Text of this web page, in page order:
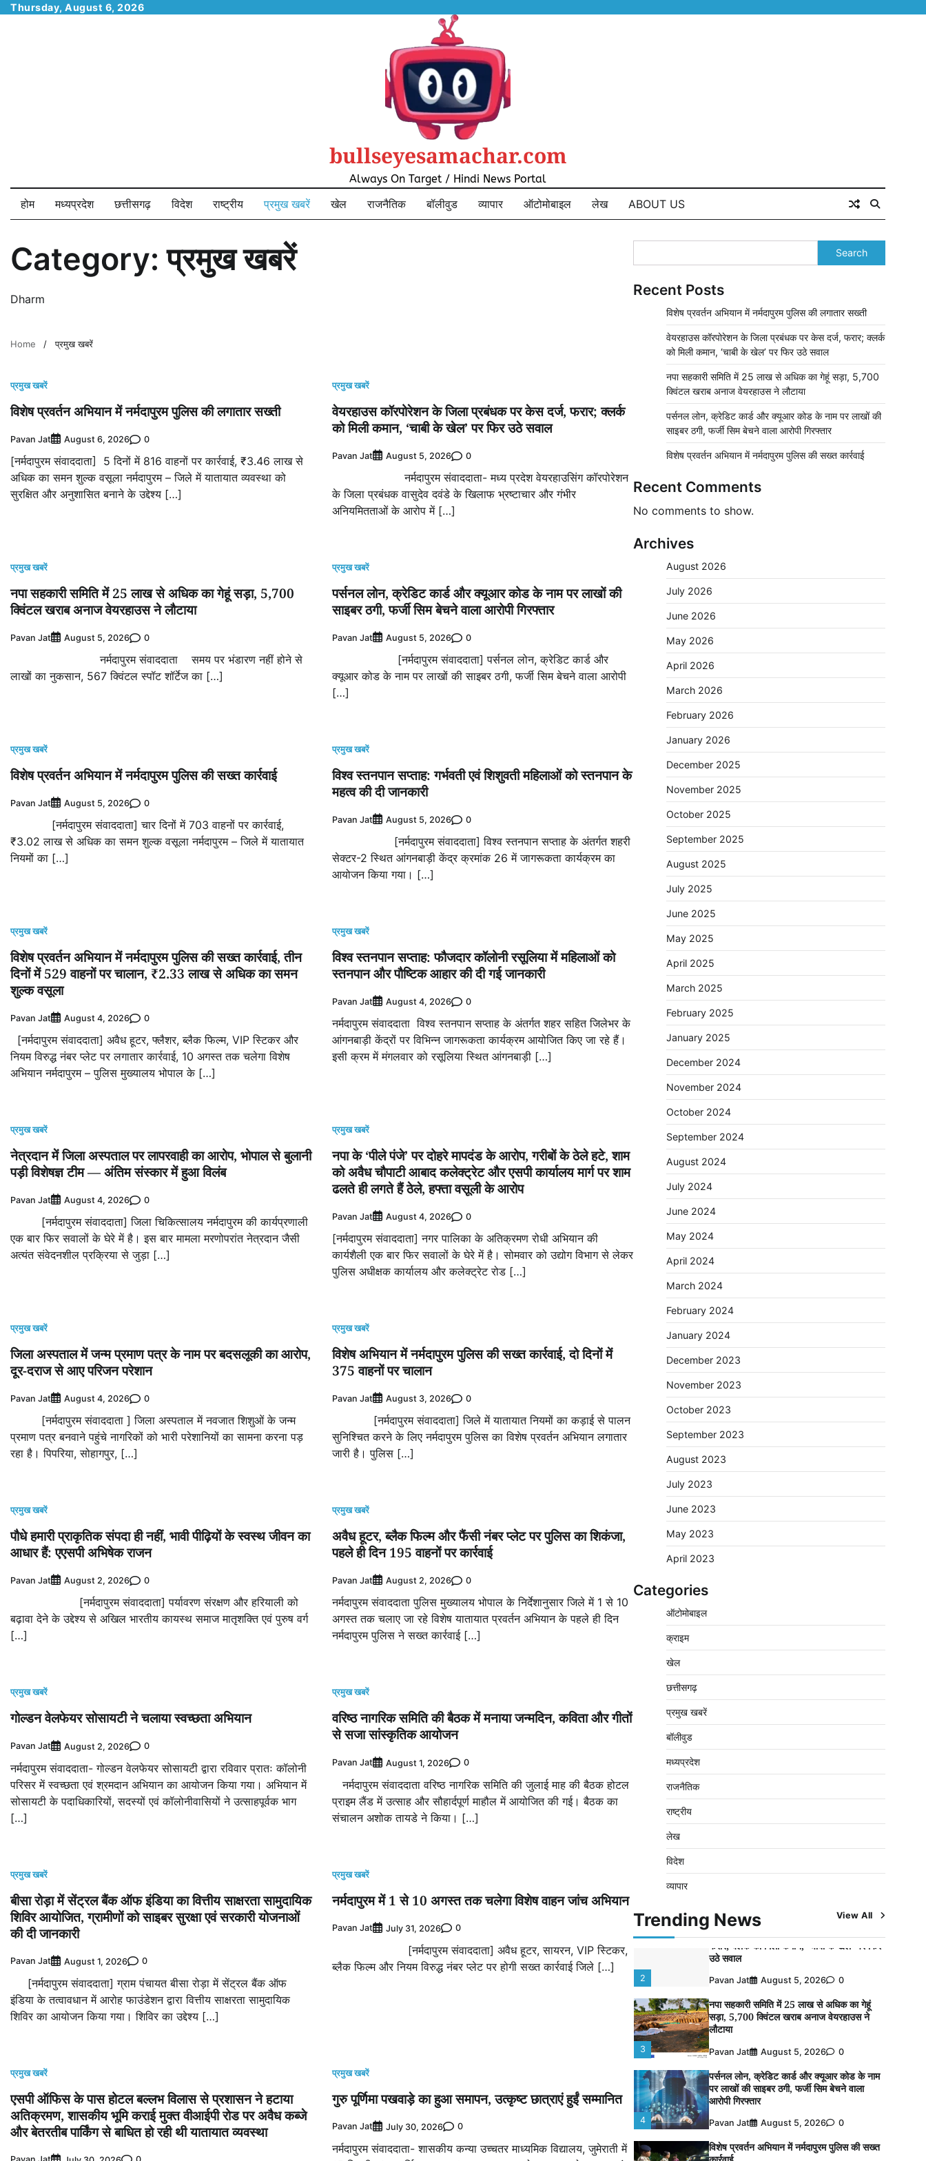
SkipThursday, August 6, 2026
bullseyesamachar.com
Always On Target / Hindi News Portal
होम मध्यप्रदेश छत्तीसगढ़ विदेश राष्ट्रीय प्रमुख खबरें खेल राजनैतिक बॉलीवुड व्यापार ऑटोमोबाइल लेख ABOUT US
Category:प्रमुख खबरें
Dharm
Home प्रमुख खबरें
प्रमुख खबरें
विशेष प्रवर्तन अभियान में नर्मदापुरम पुलिस की लगातार सख्ती
Pavan Jat August 6, 2026 0
[नर्मदापुरम संवाददाता] 5 दिनों में 816 वाहनों पर कार्रवाई, ₹3.46 लाख से
अधिक का समन शुल्क वसूला नर्मदापुरम – जिले में यातायात व्यवस्था को
सुरक्षित और अनुशासित बनाने के उद्देश्य […]
प्रमुख खबरें
वेयरहाउस कॉरपोरेशन के जिला प्रबंधक पर केस दर्ज, फरार; क्लर्क
को मिली कमान, ‘चाबी के खेल’ पर फिर उठे सवाल
Pavan Jat August 5, 2026 0
नर्मदापुरम संवाददाता- मध्य प्रदेश वेयरहाउसिंग कॉरपोरेशन
के जिला प्रबंधक वासुदेव दवंडे के खिलाफ भ्रष्टाचार और गंभीर
अनियमितताओं के आरोप में […]
प्रमुख खबरें
नपा सहकारी समिति में 25 लाख से अधिक का गेहूं सड़ा, 5,700
क्विंटल खराब अनाज वेयरहाउस ने लौटाया
Pavan Jat August 5, 2026 0
नर्मदापुरम संवाददाता समय पर भंडारण नहीं होने से
लाखों का नुकसान, 567 क्विंटल स्पॉट शॉर्टेज का […]
प्रमुख खबरें
पर्सनल लोन, क्रेडिट कार्ड और क्यूआर कोड के नाम पर लाखों की
साइबर ठगी, फर्जी सिम बेचने वाला आरोपी गिरफ्तार
Pavan Jat August 5, 2026 0
[नर्मदापुरम संवाददाता] पर्सनल लोन, क्रेडिट कार्ड और
क्यूआर कोड के नाम पर लाखों की साइबर ठगी, फर्जी सिम बेचने वाला आरोपी
[…]
प्रमुख खबरें
विशेष प्रवर्तन अभियान में नर्मदापुरम पुलिस की सख्त कार्रवाई
Pavan Jat August 5, 2026 0
[नर्मदापुरम संवाददाता] चार दिनों में 703 वाहनों पर कार्रवाई,
₹3.02 लाख से अधिक का समन शुल्क वसूला नर्मदापुरम – जिले में यातायात
नियमों का […]
प्रमुख खबरें
विश्व स्तनपान सप्ताह: गर्भवती एवं शिशुवती महिलाओं को स्तनपान के
महत्व की दी जानकारी
Pavan Jat August 5, 2026 0
[नर्मदापुरम संवाददाता] विश्व स्तनपान सप्ताह के अंतर्गत शहरी
सेक्टर-2 स्थित आंगनबाड़ी केंद्र क्रमांक 26 में जागरूकता कार्यक्रम का
आयोजन किया गया। […]
प्रमुख खबरें
विशेष प्रवर्तन अभियान में नर्मदापुरम पुलिस की सख्त कार्रवाई, तीन
दिनों में 529 वाहनों पर चालान, ₹2.33 लाख से अधिक का समन
शुल्क वसूला
Pavan Jat August 4, 2026 0
[नर्मदापुरम संवाददाता] अवैध हूटर, फ्लैशर, ब्लैक फिल्म, VIP स्टिकर और
नियम विरुद्ध नंबर प्लेट पर लगातार कार्रवाई, 10 अगस्त तक चलेगा विशेष
अभियान नर्मदापुरम – पुलिस मुख्यालय भोपाल के […]
प्रमुख खबरें
विश्व स्तनपान सप्ताह: फौजदार कॉलोनी रसूलिया में महिलाओं को
स्तनपान और पौष्टिक आहार की दी गई जानकारी
Pavan Jat August 4, 2026 0
नर्मदापुरम संवाददाता विश्व स्तनपान सप्ताह के अंतर्गत शहर सहित जिलेभर के
आंगनबाड़ी केंद्रों पर विभिन्न जागरूकता कार्यक्रम आयोजित किए जा रहे हैं।
इसी क्रम में मंगलवार को रसूलिया स्थित आंगनबाड़ी […]
प्रमुख खबरें
नेत्रदान में जिला अस्पताल पर लापरवाही का आरोप, भोपाल से बुलानी
पड़ी विशेषज्ञ टीम — अंतिम संस्कार में हुआ विलंब
Pavan Jat August 4, 2026 0
[नर्मदापुरम संवाददाता] जिला चिकित्सालय नर्मदापुरम की कार्यप्रणाली
एक बार फिर सवालों के घेरे में है। इस बार मामला मरणोपरांत नेत्रदान जैसी
अत्यंत संवेदनशील प्रक्रिया से जुड़ा […]
प्रमुख खबरें
नपा के ‘पीले पंजे’ पर दोहरे मापदंड के आरोप, गरीबों के ठेले हटे, शाम
को अवैध चौपाटी आबाद कलेक्ट्रेट और एसपी कार्यालय मार्ग पर शाम
ढलते ही लगते हैं ठेले, हफ्ता वसूली के आरोप
Pavan Jat August 4, 2026 0
[नर्मदापुरम संवाददाता] नगर पालिका के अतिक्रमण रोधी अभियान की
कार्यशैली एक बार फिर सवालों के घेरे में है। सोमवार को उद्योग विभाग से लेकर
पुलिस अधीक्षक कार्यालय और कलेक्ट्रेट रोड […]
प्रमुख खबरें
जिला अस्पताल में जन्म प्रमाण पत्र के नाम पर बदसलूकी का आरोप,
दूर-दराज से आए परिजन परेशान
Pavan Jat August 4, 2026 0
[नर्मदापुरम संवाददाता ] जिला अस्पताल में नवजात शिशुओं के जन्म
प्रमाण पत्र बनवाने पहुंचे नागरिकों को भारी परेशानियों का सामना करना पड़
रहा है। पिपरिया, सोहागपुर, […]
प्रमुख खबरें
विशेष अभियान में नर्मदापुरम पुलिस की सख्त कार्रवाई, दो दिनों में
375 वाहनों पर चालान
Pavan Jat August 3, 2026 0
[नर्मदापुरम संवाददाता] जिले में यातायात नियमों का कड़ाई से पालन
सुनिश्चित करने के लिए नर्मदापुरम पुलिस का विशेष प्रवर्तन अभियान लगातार
जारी है। पुलिस […]
प्रमुख खबरें
पौधे हमारी प्राकृतिक संपदा ही नहीं, भावी पीढ़ियों के स्वस्थ जीवन का
आधार हैं: एएसपी अभिषेक राजन
Pavan Jat August 2, 2026 0
[नर्मदापुरम संवाददाता] पर्यावरण संरक्षण और हरियाली को
बढ़ावा देने के उद्देश्य से अखिल भारतीय कायस्थ समाज मातृशक्ति एवं पुरुष वर्ग
[…]
प्रमुख खबरें
अवैध हूटर, ब्लैक फिल्म और फैंसी नंबर प्लेट पर पुलिस का शिकंजा,
पहले ही दिन 195 वाहनों पर कार्रवाई
Pavan Jat August 2, 2026 0
नर्मदापुरम संवाददाता पुलिस मुख्यालय भोपाल के निर्देशानुसार जिले में 1 से 10
अगस्त तक चलाए जा रहे विशेष यातायात प्रवर्तन अभियान के पहले ही दिन
नर्मदापुरम पुलिस ने सख्त कार्रवाई […]
प्रमुख खबरें
गोल्डन वेलफेयर सोसायटी ने चलाया स्वच्छता अभियान
Pavan Jat August 2, 2026 0
नर्मदापुरम संवाददाता- गोल्डन वेलफेयर सोसायटी द्वारा रविवार प्रातः कॉलोनी
परिसर में स्वच्छता एवं श्रमदान अभियान का आयोजन किया गया। अभियान में
सोसायटी के पदाधिकारियों, सदस्यों एवं कॉलोनीवासियों ने उत्साहपूर्वक भाग
[…]
प्रमुख खबरें
वरिष्ठ नागरिक समिति की बैठक में मनाया जन्मदिन, कविता और गीतों
से सजा सांस्कृतिक आयोजन
Pavan Jat August 1, 2026 0
नर्मदापुरम संवाददाता वरिष्ठ नागरिक समिति की जुलाई माह की बैठक होटल
प्राइम लैंड में उत्साह और सौहार्दपूर्ण माहौल में आयोजित की गई। बैठक का
संचालन अशोक तायडे ने किया। […]
प्रमुख खबरें
बीसा रोड़ा में सेंट्रल बैंक ऑफ इंडिया का वित्तीय साक्षरता सामुदायिक
शिविर आयोजित, ग्रामीणों को साइबर सुरक्षा एवं सरकारी योजनाओं
की दी जानकारी
Pavan Jat August 1, 2026 0
[नर्मदापुरम संवाददाता] ग्राम पंचायत बीसा रोड़ा में सेंट्रल बैंक ऑफ
इंडिया के तत्वावधान में आरोह फाउंडेशन द्वारा वित्तीय साक्षरता सामुदायिक
शिविर का आयोजन किया गया। शिविर का उद्देश्य […]
प्रमुख खबरें
नर्मदापुरम में 1 से 10 अगस्त तक चलेगा विशेष वाहन जांच अभियान
Pavan Jat July 31, 2026 0
[नर्मदापुरम संवाददाता] अवैध हूटर, सायरन, VIP स्टिकर,
ब्लैक फिल्म और नियम विरुद्ध नंबर प्लेट पर होगी सख्त कार्रवाई जिले […]
प्रमुख खबरें
एसपी ऑफिस के पास होटल बल्लभ विलास से प्रशासन ने हटाया
अतिक्रमण, शासकीय भूमि कराई मुक्त वीआईपी रोड पर अवैध कब्जे
और बेतरतीब पार्किंग से बाधित हो रही थी यातायात व्यवस्था
प्रमुख खबरें
गुरु पूर्णिमा पखवाड़े का हुआ समापन, उत्कृष्ट छात्राएं हुईं सम्मानित
Pavan Jat July 30, 2026 0
नर्मदापुरम संवाददाता- शासकीय कन्या उच्चतर माध्यमिक विद्यालय, जुमेराती में
Search
Recent Posts
विशेष प्रवर्तन अभियान में नर्मदापुरम पुलिस की लगातार सख्ती
वेयरहाउस कॉरपोरेशन के जिला प्रबंधक पर केस दर्ज, फरार; क्लर्क
को मिली कमान, ‘चाबी के खेल’ पर फिर उठे सवाल
नपा सहकारी समिति में 25 लाख से अधिक का गेहूं सड़ा, 5,700
क्विंटल खराब अनाज वेयरहाउस ने लौटाया
पर्सनल लोन, क्रेडिट कार्ड और क्यूआर कोड के नाम पर लाखों की
साइबर ठगी, फर्जी सिम बेचने वाला आरोपी गिरफ्तार
विशेष प्रवर्तन अभियान में नर्मदापुरम पुलिस की सख्त कार्रवाई
Recent Comments
No comments to show.
Archives
August 2026
July 2026
June 2026
May 2026
April 2026
March 2026
February 2026
January 2026
December 2025
November 2025
October 2025
September 2025
August 2025
July 2025
June 2025
May 2025
April 2025
March 2025
February 2025
January 2025
December 2024
November 2024
October 2024
September 2024
August 2024
July 2024
June 2024
May 2024
April 2024
March 2024
February 2024
January 2024
December 2023
November 2023
October 2023
September 2023
August 2023
July 2023
June 2023
May 2023
April 2023
Categories
ऑटोमोबाइल
क्राइम
खेल
छत्तीसगढ़
प्रमुख खबरें
बॉलीवुड
मध्यप्रदेश
राजनैतिक
राष्ट्रीय
लेख
विदेश
व्यापार
Trending News View All
उठे सवाल
Pavan Jat August 5, 2026 0
नपा सहकारी समिति में 25 लाख से अधिक का गेहूं
लौटाया
कार्रवाई
Pavan Jat August 5, 2026 0
विशेष प्रवर्तन अभियान में नर्मदापुरम पुलिस की
0
2
फरार; क्लर्क को मिली कमान, ‘चाबी के खेल’ पर फिर
उठे सवाल
Pavan Jat August 5, 2026 0
3
नपा सहकारी समिति में 25 लाख से अधिक का गेहूं
सड़ा, 5,700 क्विंटल खराब अनाज वेयरहाउस ने
लौटाया
Pavan Jat August 5, 2026 0
4
पर्सनल लोन, क्रेडिट कार्ड और क्यूआर कोड के नाम
पर लाखों की साइबर ठगी, फर्जी सिम बेचने वाला
आरोपी गिरफ्तार
Pavan Jat August 5, 2026 0
विशेष प्रवर्तन अभियान में नर्मदापुरम पुलिस की सख्त